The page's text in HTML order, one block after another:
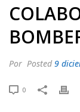
Por Posted9
0